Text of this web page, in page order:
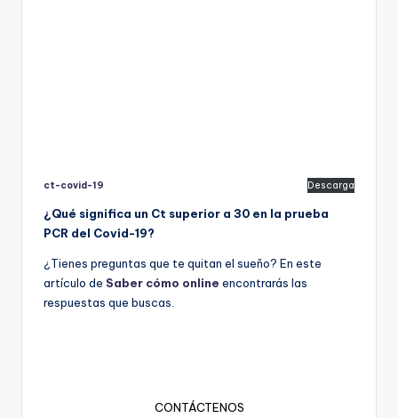
ct-covid-19 Descarga
¿Qué significa un Ct superior a 30 en la prueba
PCR del Covid-19?
¿Tienes preguntas que te quitan el sueño? En este
artículo de Saber cómo online encontrarás las
respuestas que buscas.
CONTÁCTENOS